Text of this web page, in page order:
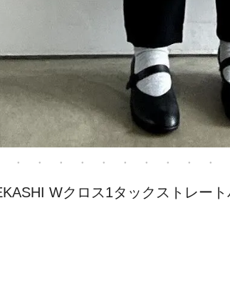
Wクロス1タックストレー